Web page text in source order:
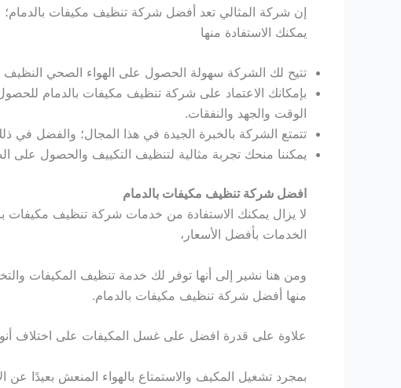
إن شركة المثالي تعد أفضل شركة تنظيف مكيفات بالدمام؛
يمكنك الاستفادة منها
تتيح لك الشركة سهولة الحصول على الهواء الصحي النظيف
بإمكانك الاعتماد على شركة تنظيف مكيفات بالدمام
الوقت والجهد والنفقات.
تتمتع الشركة بالخبرة الجيدة في هذا المجال؛ والفضل
يمكننا منحك تجربة مثالية لتنظيف التكييف والحصول
افضل شركة تنظيف مكيفات بالدمام
لا يزال يمكنك الاستفادة من خدمات شركة تنظيف مكيفات
الخدمات بأفضل الأسعار،
ومن هنا نشير إلى أنها توفر لك خدمة تنظيف المكيفات
منها أفضل شركة تنظيف مكيفات بالدمام.
علاوة على قدرة افضل على غسل المكيفات على اختلاف
بمجرد تشغيل المكيف والاستمتاع بالهواء المنعش بعيدًا عن